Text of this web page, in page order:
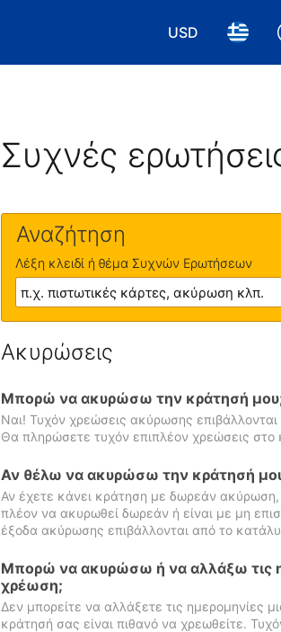
USD
Επιλέξτε το
Συχνές
Αναζήτηση
Λέξη κλειδί ή θέμα Συχνών Ερωτήσεων
Ακυρώσεις
Μπορώ να ακυρώσω την κράτησή
Ναι! Τυχόν χρεώσεις ακύρωσης
Θα πληρώσετε τυχόν επιπλέον χρεώσεις στο
Αν θέλω να ακυρώσω την κράτησή
Αν έχετε κάνει κράτηση με δωρεάν
πλέον να ακυρωθεί δωρεάν ή είναι με μη
έξοδα ακύρωσης επιβάλλονται από το
Μπορώ να ακυρώσω ή να αλλάξω τις
χρέωση;
Δεν μπορείτε να αλλάξετε τις ημερομηνίες
κράτησή σας είναι πιθανό να χρεωθείτε.